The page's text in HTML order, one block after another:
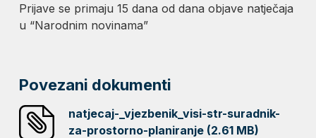
Prijave se primaju 15 dana od dana objave natječaja
u “Narodnim novinama”
Povezani dokumenti
natjecaj-_vjezbenik_visi-str-suradnik-
za-prostorno-planiranje (2.61 MB)